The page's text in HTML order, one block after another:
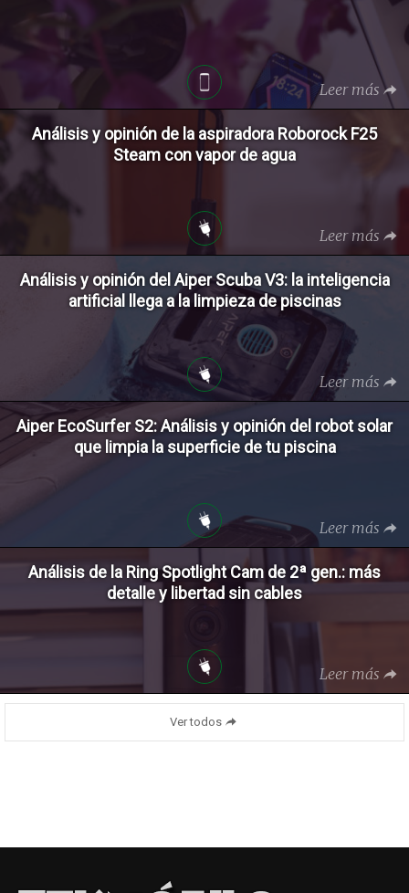
Leer más
Análisis y opinión de la aspiradora Roborock F25
Steam con vapor de agua
Leer más
Análisis y opinión del Aiper Scuba V3: la inteligencia
artificial llega a la limpieza de piscinas
Leer más
Aiper EcoSurfer S2: Análisis y opinión del robot solar
que limpia la superficie de tu piscina
Leer más
Análisis de la Ring Spotlight Cam de 2ª gen.: más
detalle y libertad sin cables
Leer más
Ver todos